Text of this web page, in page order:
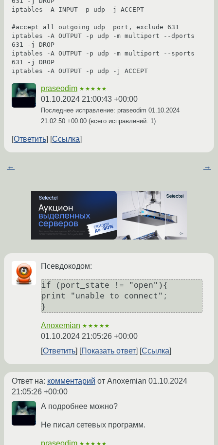
iptables -A INPUT -p udp -j ACCEPT
#accept all outgoing udp  port, exclude 631
iptables -A OUTPUT -p udp -m multiport --dports
631 -j DROP
iptables -A OUTPUT -p udp -m multiport --sports
631 -j DROP
praseodim ★★★★★
01.10.2024 21:00:43 +00:00
Последнее исправление: praseodim 01.10.2024
21:02:50 +00:00 (всего исправлений: 1)
Ответить Ссылка
← →
Псевдокодом:
if (port_state != "open"){
print "unable to connect";
Anoxemian ★★★★★
01.10.2024 21:05:26 +00:00
Ответить
Показать ответ Ссылка
Ответ на: комментарий от Anoxemian 01.10.2024
21:05:26 +00:00
А подробнее можно?
Не писал сетевых программ.